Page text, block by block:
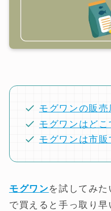
モグワンの販売
モグワンはどこ
モグワンは市販
モグワンを試してみ
で買えると手っ取り早